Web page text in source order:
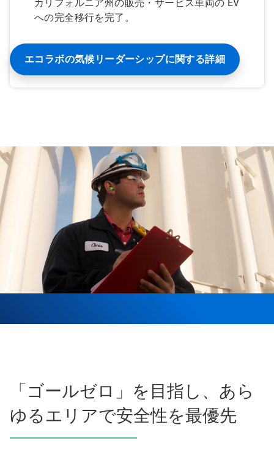
カリフォルニア州の販売・サービス車両の EV
への完全移行を完了。
エコラボの気候リーダーシップに関する詳細
「ゴールゼロ」を目指し、あら
ゆるエリアで安全性を最優先